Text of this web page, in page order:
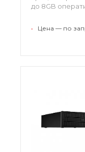
до 8GB
• Цена — по